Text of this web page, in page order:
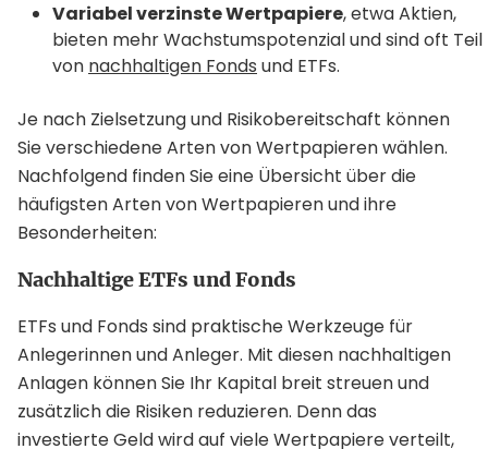
Variabel verzinste Wertpapiere, etwa Aktien,
bieten mehr Wachstumspotenzial und sind oft Teil
von nachhaltigen Fonds und ETFs.
Je nach Zielsetzung und Risikobereitschaft können
Sie verschiedene Arten von Wertpapieren wählen.
Nachfolgend finden Sie eine Übersicht über die
häufigsten Arten von Wertpapieren und ihre
Besonderheiten:
Nachhaltige ETFs und Fonds
ETFs und Fonds sind praktische Werkzeuge für
Anlegerinnen und Anleger. Mit diesen nachhaltigen
Anlagen können Sie Ihr Kapital breit streuen und
zusätzlich die Risiken reduzieren. Denn das
investierte Geld wird auf viele Wertpapiere verteilt,